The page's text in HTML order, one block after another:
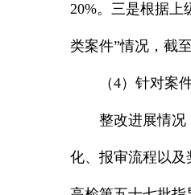
20%。三是根据上
类案件”情况，截
（4）针对案
整改进展情况
化、报审流程以